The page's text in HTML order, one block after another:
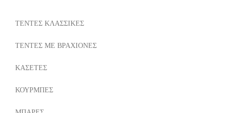
ΤΕΝΤΕΣ ΚΛΑΣΣΙΚΕΣ
ΤΕΝΤΕΣ ΜΕ ΒΡΑΧΙΟΝΕΣ
ΚΑΣΕΤΕΣ
ΚΟΥΡΜΠΕΣ